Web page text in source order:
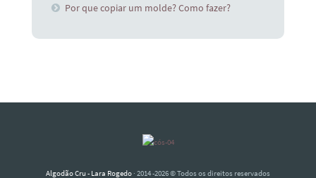
Por que copiar um molde? Como fazer?
Algodão Cru - Lara Rogedo · 2014 -2026 © Todos os direitos reservados